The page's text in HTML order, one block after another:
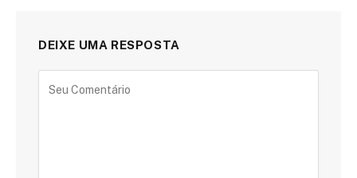
DEIXE UMA RESPOSTA